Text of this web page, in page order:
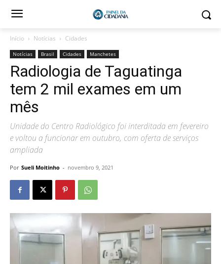
Início Notícias Cidades
Notícias Brasil Cidades Manchetes
Radiologia de Taguatinga
tem 2 mil exames em um
mês
Unidade do Centro Radiológico foi interditada em fevereiro
e voltou a funcionar em outubro, com oferta de serviços
ampliada
Por Sueli Moitinho - novembro 9, 2021